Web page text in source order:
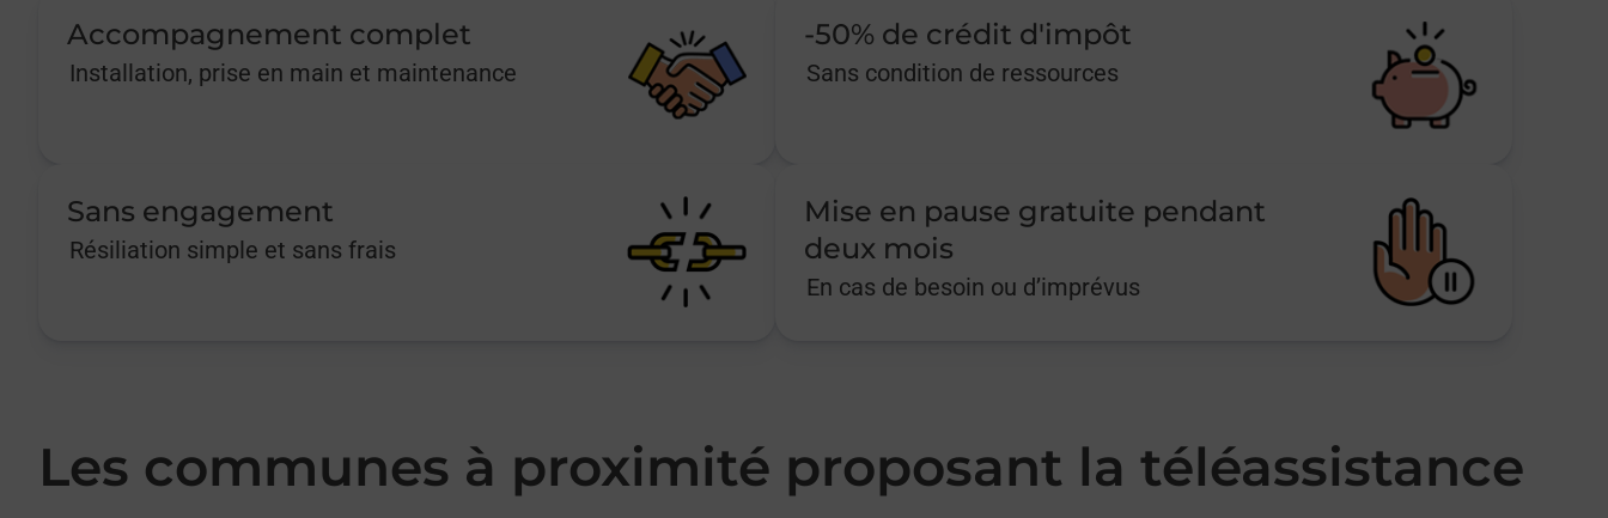
Accompagnement complet
Installation, prise en main et maintenance
-50% de crédit d'impôt
Sans condition de ressources
Sans engagement
Résiliation simple et sans frais
Mise en pause gratuite pendant
deux mois
En cas de besoin ou d’imprévus
Les communes à proximité proposant la téléassistance